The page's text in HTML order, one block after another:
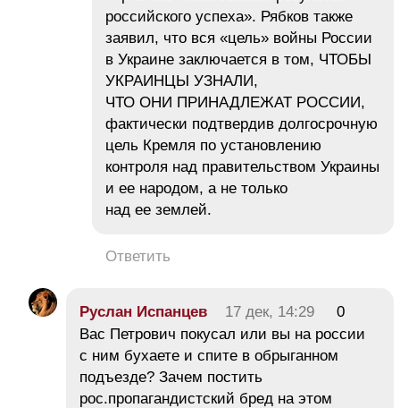
российского успеха». Рябков также
заявил, что вся «цель» войны России
в Украине заключается в том, ЧТОБЫ
УКРАИНЦЫ УЗНАЛИ,
ЧТО ОНИ ПРИНАДЛЕЖАТ РОССИИ,
фактически подтвердив долгосрочную
цель Кремля по установлению
контроля над правительством Украины
и ее народом, а не только
над ее землей.
Ответить
Руслан Испанцев 17 дек, 14:29
0
Вас Петрович покусал или вы на россии
с ним бухаете и спите в обрыганном
подъезде? Зачем постить
рос.пропагандистский бред на этом